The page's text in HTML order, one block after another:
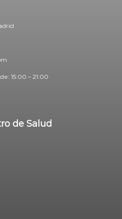
15:00 – 21:00
de Salud